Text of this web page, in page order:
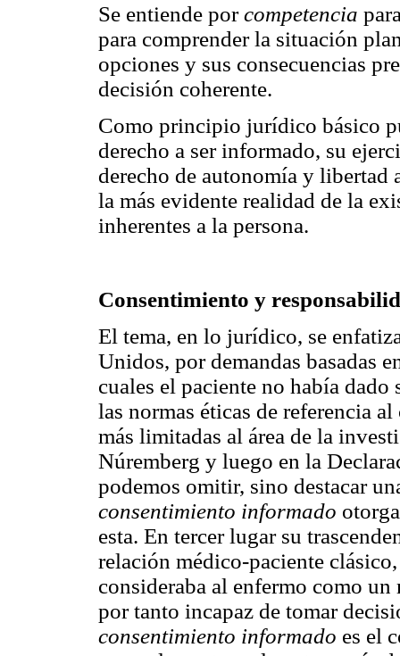
Se entiende porcompetencia
para comprender la situación
opciones y sus consecuencias
decisión coherente.
Como principio jurídico básico
derecho a ser informado, su
derecho de autonomía y
la más evidente realidad de la
inherentes a la persona.
Consentimiento y
El tema, en lo jurídico, se
Unidos, por demandas basadas
cuales el paciente no había
las normas éticas de referencia
más limitadas al área de la
Núremberg y luego en la
podemos omitir, sino destacar
consentimiento informado
esta. En tercer lugar su
relación médico-paciente
consideraba al enfermo como
por tanto incapaz de tomar
consentimiento informado es el